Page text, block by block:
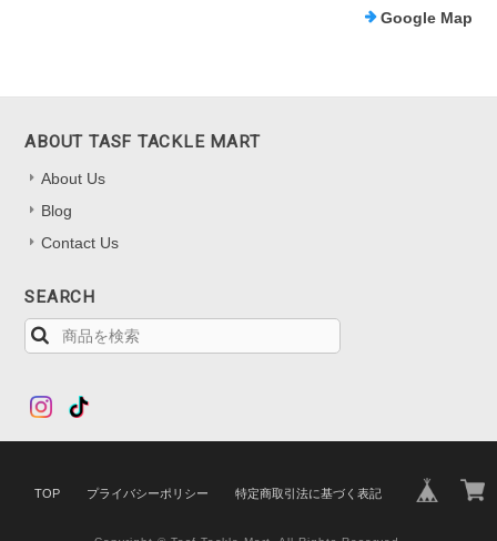
Google Map
ABOUT TASF TACKLE MART
About Us
Blog
Contact Us
SEARCH
TOP プライバシーポリシー 特定商取引法に基づく表記